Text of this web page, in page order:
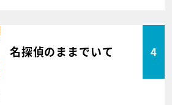
名探偵のままでいて 4